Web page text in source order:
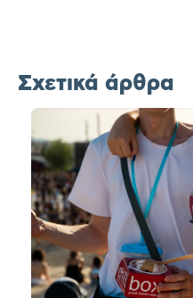
Σχετικά άρθρα